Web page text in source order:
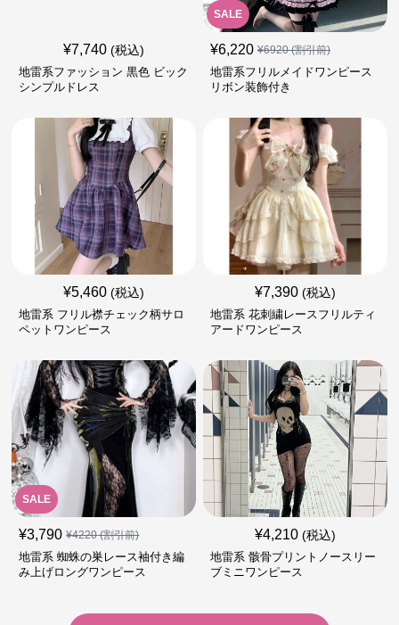
¥7,740 (税込)
地雷系ファッション 黒色 ビック
シンプルドレス
SALE
¥6,220 ¥6920(割引前)
地雷系フリルメイドワンピース
リボン装飾付き
¥5,460 (税込)
地雷系 フリル襟チェック柄サロ
ペットワンピース
¥7,390 (税込)
地雷系 花刺繍レースフリルティ
アードワンピース
SALE
¥3,790 ¥4220(割引前)
地雷系 蜘蛛の巣レース袖付き編
み上げロングワンピース
¥4,210 (税込)
地雷系 骸骨プリントノースリー
ブミニワンピース